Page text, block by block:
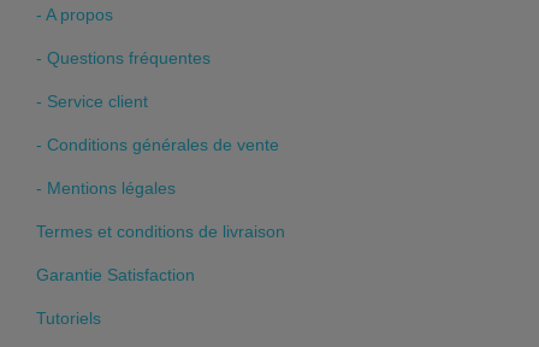
- A propos
- Questions fréquentes
- Service client
- Conditions générales de vente
- Mentions légales
Termes et conditions de livraison
Garantie Satisfaction
Tutoriels